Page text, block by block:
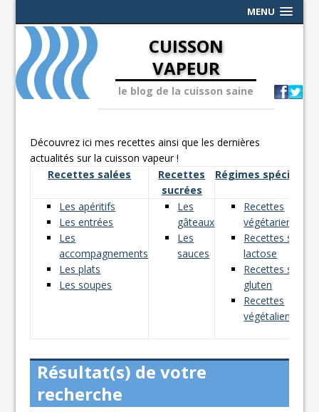
MENU
CUISSON
VAPEUR
le blog de la cuisson saine
Découvrez ici mes recettes ainsi que les dernières
actualités sur la cuisson vapeur !
Recettes salées
Recettes
sucrées
Régimes spéciaux
Les apéritifs
Les entrées
Les
accompagnements
Les plats
Les soupes
Les
gâteaux
Les
sauces
Recettes
végétariennes
Recettes sans
lactose
Recettes sans
gluten
Recettes
végétaliennes
Résultat(s) de votre
recherche